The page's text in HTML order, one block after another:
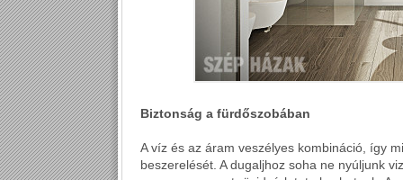
Biztonság a fürdőszobában
A víz és az áram veszélyes kombináció, így
beszerelését. A dugaljhoz soha ne nyúljunk